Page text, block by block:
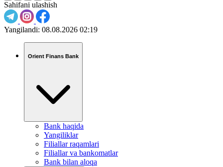
Sahifani ulashish
Yangilandi: 08.08.2026 02:19
Orient Finans Bank
Bank haqida
Yangiliklar
Filiallar raqamlari
Filiallar va bankomatlar
Bank bilan aloqa